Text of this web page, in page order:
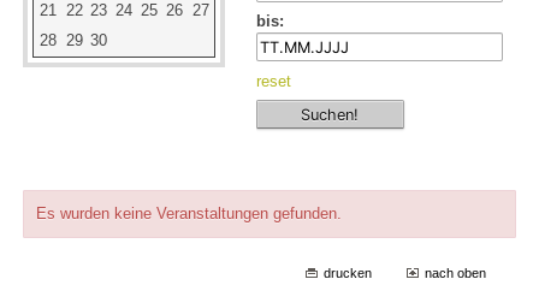
21 22 23 24 25 26 27
28 29 30
bis:
reset
Es wurden keine Veranstaltungen gefunden.
drucken nach oben